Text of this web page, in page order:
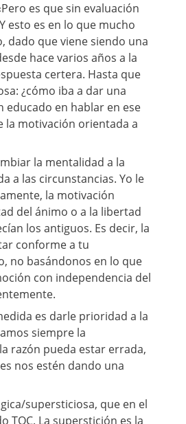
es que sin evaluación
esto es en lo que mucho
dado que viene siendo una
hace varios años a la
certera. Hasta que
¿cómo iba a dar una
educado en hablar en ese
la motivación orientada a
la mentalidad a la
a las circunstancias. Yo le
la motivación
del ánimo o a la libertad
los antiguos. Es decir, la
conforme a tu
no basándonos en lo que
con independencia del
es darle prioridad a la
siempre la
razón pueda estar errada,
nos estén dando una
supersticiosa, que en el
TOC. La superstición es la